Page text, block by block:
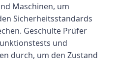
Maschinen, um
Sicherheitsstandards
Geschulte Prüfer
und
durch, um den Zustand